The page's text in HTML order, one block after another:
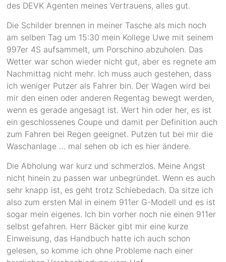
des DEVK Agenten meines Vertrauens, alles gut.
Die Schilder brennen in meiner Tasche als mich noch
am selben Tag um 15:30 mein Kollege Uwe mit seinem
997er 4S aufsammelt, um Porschino abzuholen. Das
Wetter war schon wieder nicht gut, aber es regnete am
Nachmittag nicht mehr. Ich muss auch gestehen, dass
ich weniger Putzer als Fahrer bin. Der Wagen wird bei
mir den einen oder anderen Regentag bewegt werden,
wenn es gerade angesagt ist. Wert hin oder her, es ist
ein geschlossenes Coupe und damit per Definition auch
zum Fahren bei Regen geeignet. Putzen tut bei mir die
Waschanlage … mal sehen ob ich es hier ändere.
Die Abholung war kurz und schmerzlos. Meine Angst
nicht hinein zu passen war unbegründet. Wenn es auch
sehr knapp ist, es geht trotz Schiebedach. Da sitze ich
also zum ersten Mal in einem 911er G-Modell und es ist
sogar mein eigenes. Ich bin vorher noch nie einen 911er
selbst gefahren. Herr Bäcker gibt mir eine kurze
Einweisung, das Handbuch hatte ich auch schon
gelesen, so komme ich ohne Probleme nach einer